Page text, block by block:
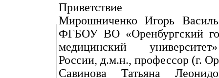
Приветствие
Мирошниченко Игорь
ФГБОУ ВО «Оренбургский
медицинский
России, д.м.н., профессор (г.
Савинова Татьяна